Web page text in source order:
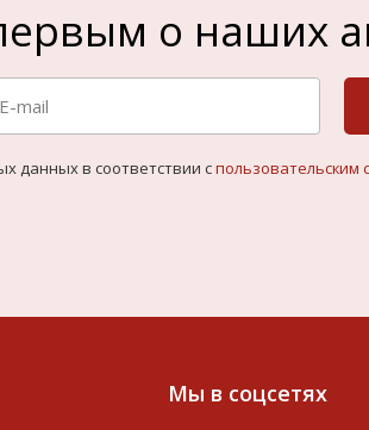
о наших
данных в соответствии спользовательским
Мы в соцсетях